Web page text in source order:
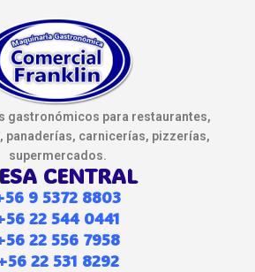
gastronómicos para restaurantes,
panaderías, carnicerías, pizzerías,
supermercados.
CENTRAL
9 5372 8803
22 544 0441
22 556 7958
22 531 8292